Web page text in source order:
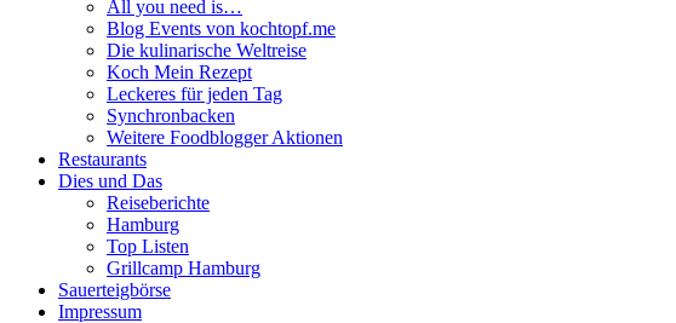
All you need is…
Blog Events von kochtopf.me
Die kulinarische Weltreise
Koch Mein Rezept
Leckeres für jeden Tag
Synchronbacken
Weitere Foodblogger Aktionen
Restaurants
Dies und Das
Reiseberichte
Hamburg
Top Listen
Grillcamp Hamburg
Sauerteigbörse
Impressum